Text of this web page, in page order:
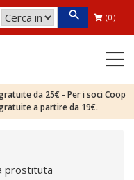
(0)
da 25€ - Per i soci Coop
a partire da 19€.
prostituta